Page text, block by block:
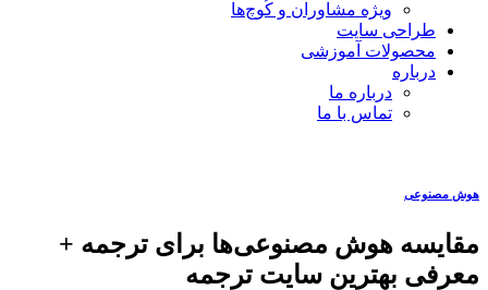
ویژه مشاوران و کُوچ‌ها
طراحی سایت
محصولات آموزشی
درباره
درباره ما
تماس با ما
هوش مصنوعی
مقایسه هوش مصنوعی‌ها برای ترجمه +
معرفی بهترین سایت ترجمه